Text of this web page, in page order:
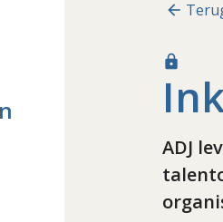
lock
ADJ